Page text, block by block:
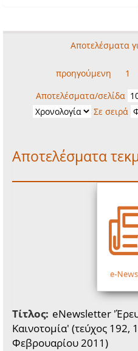
Αποτελέσματα
προηγούμενη 1
Αποτελέσματα/σελίδα
Σε σειρά
Αποτελέσματα
Τίτλος: eNewsletter
Καινοτομία' (τεύχος 192,
Φεβρουαρίου 2011)